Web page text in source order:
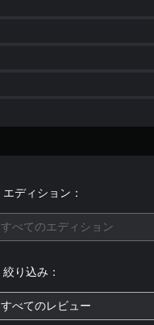
エディション：
すべてのエディション
絞り込み：
すべてのレビュー